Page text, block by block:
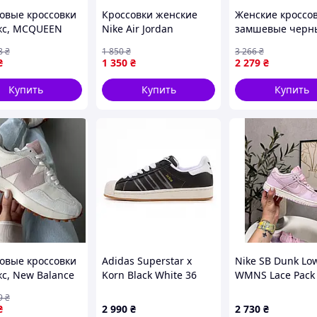
кроссовки
MCQUEEN
₴
Купить
Кроссовки женские
Nike Air Jordan
прошитые
1 350 ₴
1 850₴
Купить
Женские
замшевые
спортивные Seli
Жіночі кросівки
замшеві чорні
демісезонні
2 279 ₴
3 266₴
Купить
кроссовки
New Balance
₴
Adidas Superstar x
Korn Black White 36
2 990 ₴
Nike SB Dunk
WMNS Lace
2 730 ₴